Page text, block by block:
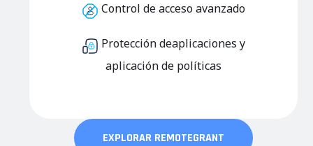
Control deacceso avanzado
Protección deaplicaciones y
aplicación de políticas
EXPLORAR REMOTEGRANT